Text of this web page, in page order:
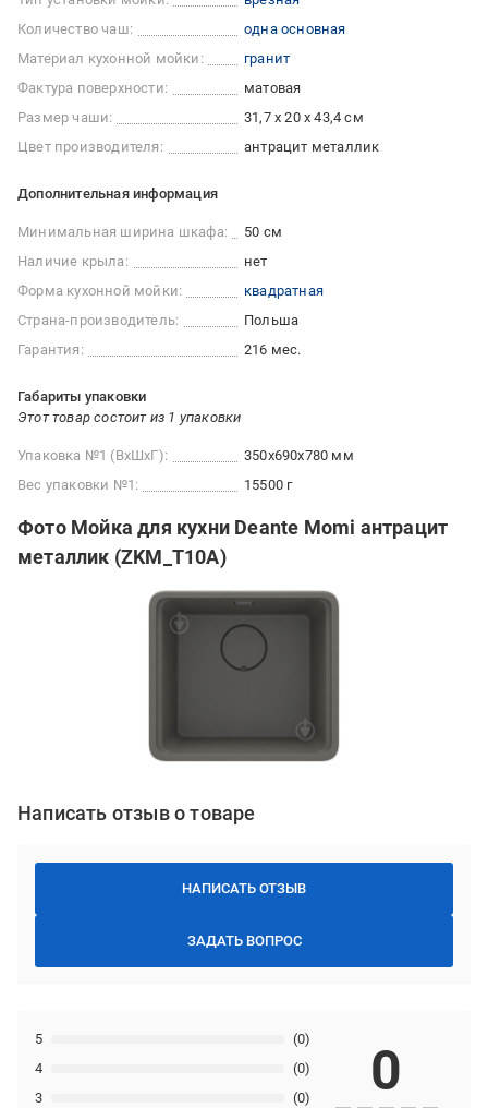
Количество чаш:
одна основная
Материал кухонной мойки:
гранит
Фактура поверхности:
матовая
Размер чаши:
31,7 х 20 х 43,4 см
Цвет производителя:
антрацит металлик
Дополнительная информация
Минимальная ширина шкафа:
50 см
Наличие крыла:
нет
Форма кухонной мойки:
квадратная
Страна-производитель:
Польша
Гарантия:
216 мес.
Габариты упаковки
Этот товар состоит из 1 упаковки
Упаковка №1 (ВхШхГ):
350x690x780 мм
Вес упаковки №1:
15500 г
Фото Мойка для кухни Deante Momi антрацит
металлик (ZKM_T10A)
Написать отзыв о товаре
НАПИСАТЬ ОТЗЫВ
ЗАДАТЬ ВОПРОС
3 (0)
4 (0)
5 (0)
0